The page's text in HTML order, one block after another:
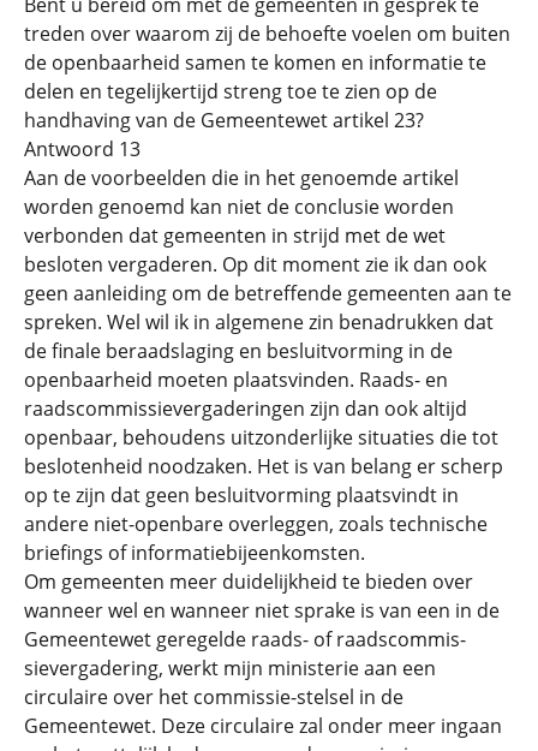
treden over waarom zij de behoefte voelen om buiten
de openbaarheid samen te komen en informatie te
delen en tegelijkertijd streng toe te zien op de
handhaving van de Gemeentewet artikel 23?
Antwoord 13
Aan de voorbeelden die in het genoemde artikel
worden genoemd kan niet de conclusie worden
verbonden dat gemeenten in strijd met de wet
besloten vergaderen. Op dit moment zie ik dan ook
geen aanleiding om de betreffende gemeenten aan te
spreken. Wel wil ik in algemene zin benadrukken dat
de finale beraadslaging en besluitvorming in de
openbaarheid moeten plaatsvinden. Raads- en
raadscommissievergaderingen zijn dan ook altijd
openbaar, behoudens uitzonderlijke situaties die tot
beslotenheid noodzaken. Het is van belang er scherp
op te zijn dat geen besluitvorming plaatsvindt in
andere niet-openbare overleggen, zoals technische
briefings of informatiebijeenkomsten.
Om gemeenten meer duidelijkheid te bieden over
wanneer wel en wanneer niet sprake is van een in de
Gemeentewet geregelde raads- of raadscommis-
sievergadering, werkt mijn ministerie aan een
circulaire over het commissie-stelsel in de
Gemeentewet. Deze circulaire zal onder meer ingaan